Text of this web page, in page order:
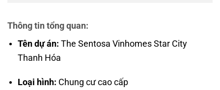
Thông tin tổng quan:
Tên dự án: The Sentosa Vinhomes Star City
Thanh Hóa
Loại hình: Chung cư cao cấp